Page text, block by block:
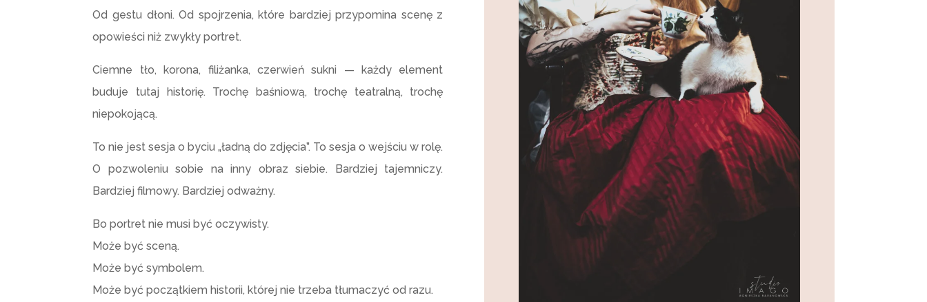
Od gestu dłoni. Od spojrzenia, które bardziej przypomina scenę z
opowieści niż zwykły portret.
Ciemne tło, korona, filiżanka, czerwień sukni — każdy element
buduje tutaj historię. Trochę baśniową, trochę teatralną, trochę
niepokojącą.
To nie jest sesja o byciu „ładną do zdjęcia”. To sesja o wejściu w rolę.
O pozwoleniu sobie na inny obraz siebie. Bardziej tajemniczy.
Bardziej filmowy. Bardziej odważny.
Bo portret nie musi być oczywisty.
Może być sceną.
Może być symbolem.
Może być początkiem historii, której nie trzeba tłumaczyć od razu.